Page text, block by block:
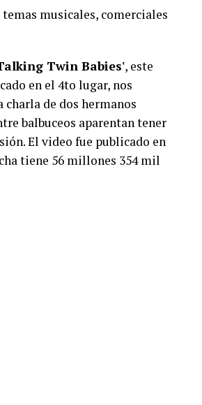
musicales, comerciales
Twin Babies', este
en el 4to lugar, nos
de dos hermanos
balbuceos aparentan tener
El video fue publicado en
tiene 56 millones 354 mil